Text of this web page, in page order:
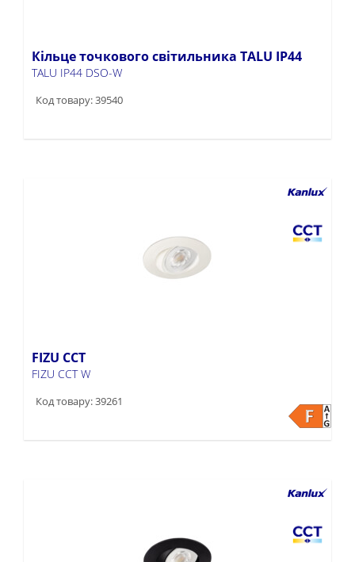
Кільце точкового світильника TALU IP44
TALU IP44 DSO-W
Код товару: 39540
FIZU CCT
FIZU CCT W
Код товару: 39261